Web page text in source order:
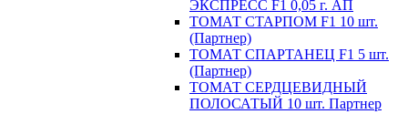
ЭКСПРЕСС F1 0,05 г. АП
ТОМАТ СТАРПОМ F1 10 шт.
(Партнер)
ТОМАТ СПАРТАНЕЦ F1 5 шт.
(Партнер)
ТОМАТ СЕРДЦЕВИДНЫЙ
ПОЛОСАТЫЙ 10 шт. Партнер